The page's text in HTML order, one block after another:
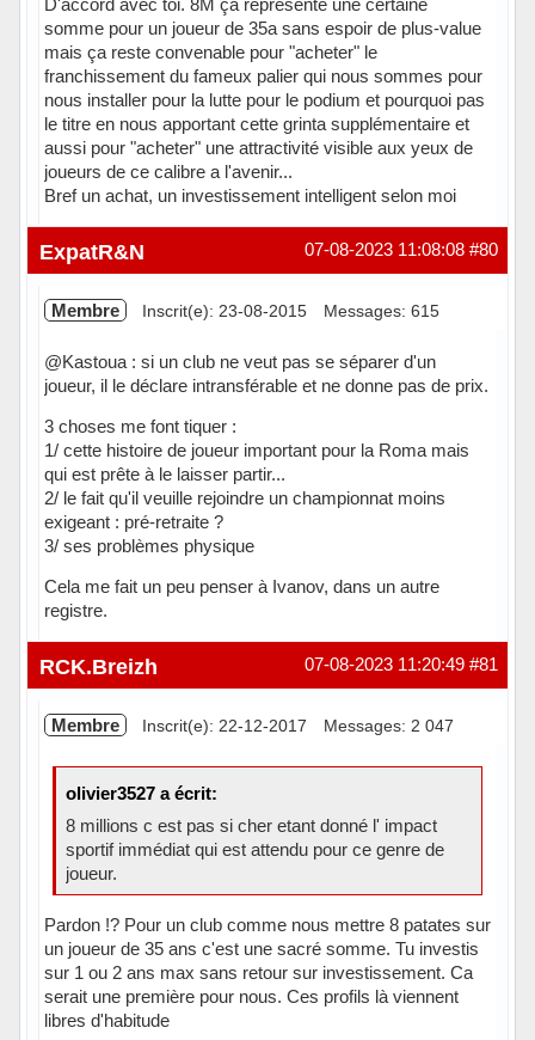
D'accord avec toi. 8M ça représente une certaine
somme pour un joueur de 35a sans espoir de plus-value
mais ça reste convenable pour "acheter" le
franchissement du fameux palier qui nous sommes pour
nous installer pour la lutte pour le podium et pourquoi pas
le titre en nous apportant cette grinta supplémentaire et
aussi pour "acheter" une attractivité visible aux yeux de
joueurs de ce calibre a l'avenir...
Bref un achat, un investissement intelligent selon moi
Hors ligne #80
07-08-2023 11:08:08
ExpatR&N
Membre Inscrit(e): 23-08-2015 Messages: 615
@Kastoua : si un club ne veut pas se séparer d'un
joueur, il le déclare intransférable et ne donne pas de prix.
3 choses me font tiquer :
1/ cette histoire de joueur important pour la Roma mais
qui est prête à le laisser partir...
2/ le fait qu'il veuille rejoindre un championnat moins
exigeant : pré-retraite ?
3/ ses problèmes physique
Cela me fait un peu penser à Ivanov, dans un autre
registre.
Hors ligne #81
07-08-2023 11:20:49
RCK.Breizh
Membre Inscrit(e): 22-12-2017 Messages: 2 047
olivier3527 a écrit:
8 millions c est pas si cher etant donné l' impact
sportif immédiat qui est attendu pour ce genre de
joueur.
Pardon !? Pour un club comme nous mettre 8 patates sur
un joueur de 35 ans c'est une sacré somme. Tu investis
sur 1 ou 2 ans max sans retour sur investissement. Ca
serait une première pour nous. Ces profils là viennent
libres d'habitude